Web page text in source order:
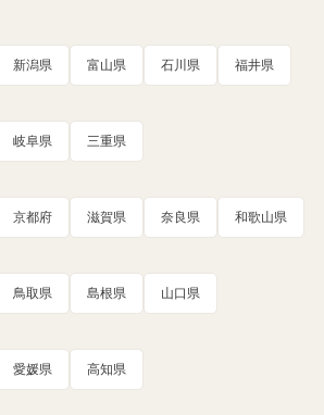
新潟県 富山県 石川県 福井県
岐阜県 三重県
京都府 滋賀県 奈良県 和歌山県
鳥取県 島根県 山口県
愛媛県 高知県